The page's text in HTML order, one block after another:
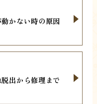
かない時の原因
出から修理まで